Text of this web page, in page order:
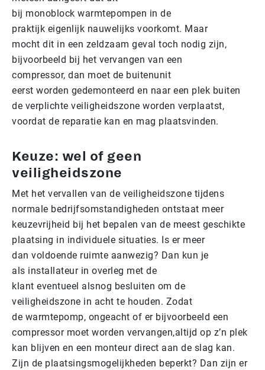
bij monoblock warmtepompen in de
praktijk eigenlijk nauwelijks voorkomt. Maar
mocht dit in een zeldzaam geval toch nodig zijn,
bijvoorbeeld bij het vervangen van een
compressor, dan moet de buitenunit
eerst worden gedemonteerd en naar een plek buiten
de verplichte veiligheidszone worden verplaatst,
voordat de reparatie kan en mag plaatsvinden.
Keuze: wel of geen
veiligheidszone
Met het vervallen van de veiligheidszone tijdens
normale bedrijfsomstandigheden ontstaat meer
keuzevrijheid bij het bepalen van de meest geschikte
plaatsing in individuele situaties. Is er meer
dan voldoende ruimte aanwezig? Dan kun je
als installateur in overleg met de
klant eventueel alsnog besluiten om de
veiligheidszone in acht te houden. Zodat
de warmtepomp, ongeacht of er bijvoorbeeld een
compressor moet worden vervangen,altijd op z’n plek
kan blijven en een monteur direct aan de slag kan.
Zijn de plaatsingsmogelijkheden beperkt? Dan zijn er